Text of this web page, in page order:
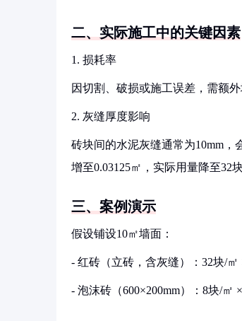
二、实际施工中的关键因素
1. 损耗率
因切割、破损或施工误差，需额
2. 灰缝厚度影响
砖块间的水泥灰缝通常为10mm，
增至0.03125㎡，实际用量降至32
三、案例演示
假设铺设10㎡墙面：
- 红砖（立砖，含灰缝）：32块/㎡
- 泡沫砖（600×200mm）：8块/㎡